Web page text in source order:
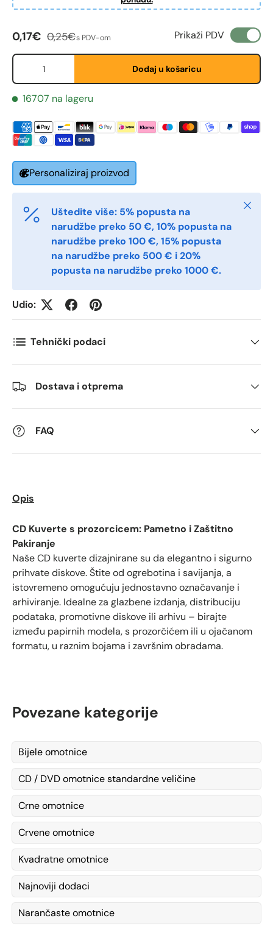
Etternavn *
E-post *
Telefon
Postnummer *
Antall
Cijena na sniženju
0,17€ Redovna cijena
0,25€s PDV-om Prikaži PDV
Količina
Dodaj u košaricu
16707 na lageru
Personaliziraj proizvod
Uštedite više: 5% popusta na
narudžbe preko 50 €, 10% popusta na
narudžbe preko 100 €, 15% popusta
na narudžbe preko 500 € i 20%
popusta na narudžbe preko 1000 €.
Udio:
Tehnički podaci
Dostava i otprema
FAQ
Opis
CD Kuverte s prozorcicem: Pametno i Zaštitno
Pakiranje
Naše CD kuverte dizajnirane su da elegantno i sigurno
prihvate diskove. Štite od ogrebotina i savijanja, a
istovremeno omogućuju jednostavno označavanje i
arhiviranje. Idealne za glazbene izdanja, distribuciju
podataka, promotivne diskove ili arhivu – birajte
između papirnih modela, s prozorčićem ili u ojačanom
formatu, u raznim bojama i završnim obradama.
Povezane kategorije
Bijele omotnice
CD / DVD omotnice standardne veličine
Crne omotnice
Crvene omotnice
Kvadratne omotnice
Najnoviji dodaci
Narančaste omotnice